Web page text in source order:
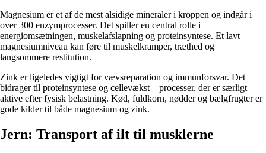
Magnesium er et af de mest alsidige mineraler i kroppen og indgår i
over 300 enzymprocesser. Det spiller en central rolle i
energiomsætningen, muskelafslapning og proteinsyntese. Et lavt
magnesiumniveau kan føre til muskelkramper, træthed og
langsommere restitution.
Zink er ligeledes vigtigt for vævsreparation og immunforsvar. Det
bidrager til proteinsyntese og cellevækst – processer, der er særligt
aktive efter fysisk belastning. Kød, fuldkorn, nødder og bælgfrugter er
gode kilder til både magnesium og zink.
Jern: Transport af ilt til musklerne